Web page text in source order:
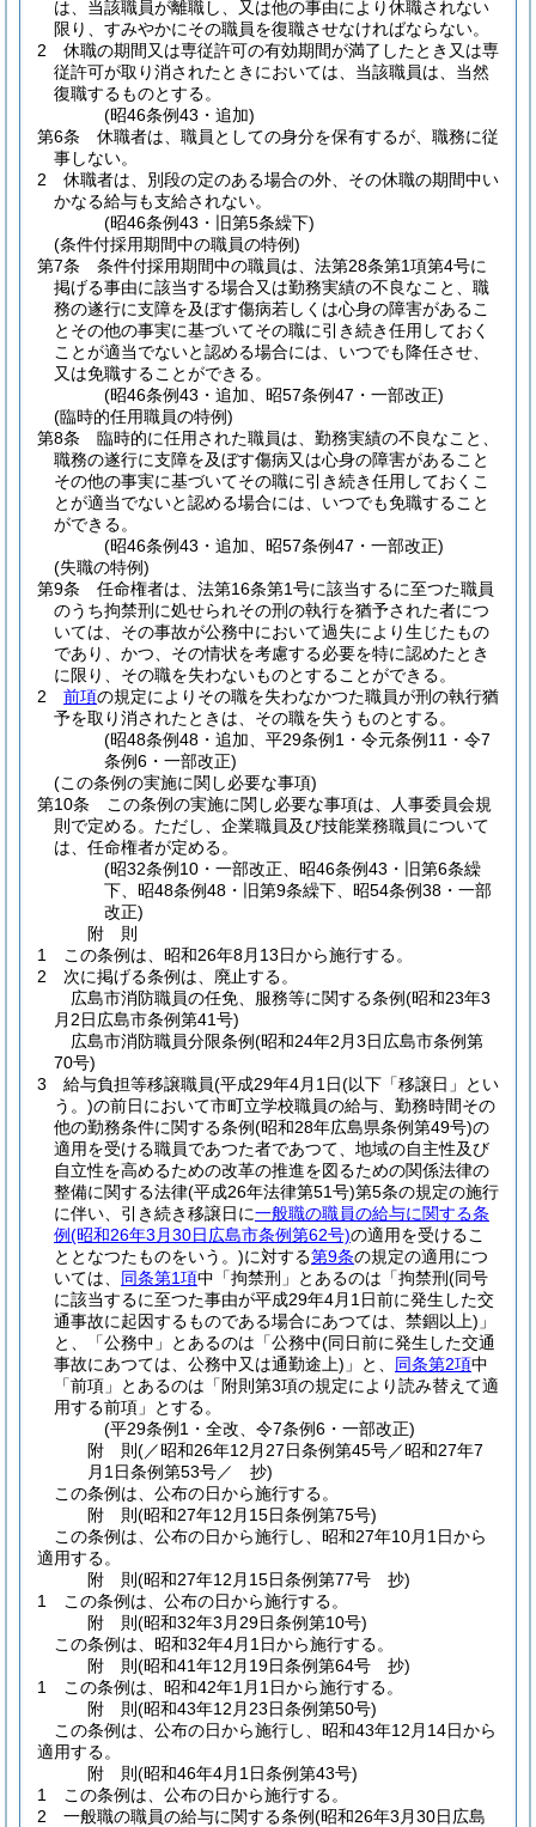
は、当該職員が離職し、又は他の事由により休職されない
限り、すみやかにその職員を復職させなければならない。
2
休職の期間又は専従許可の有効期間が満了したとき又は専
従許可が取り消されたときにおいては、当該職員は、当然
復職するものとする。
(昭46条例43・追加)
第6条
休職者は、職員としての身分を保有するが、職務に従
事しない。
2
休職者は、別段の定のある場合の外、その休職の期間中い
かなる給与も支給されない。
(昭46条例43・旧第5条繰下)
(条件付採用期間中の職員の特例)
第7条
条件付採用期間中の職員は、法第28条第1項第4号に
掲げる事由に該当する場合又は勤務実績の不良なこと、職
務の遂行に支障を及ぼす傷病若しくは心身の障害があるこ
とその他の事実に基づいてその職に引き続き任用しておく
ことが適当でないと認める場合には、いつでも降任させ、
又は免職することができる。
(昭46条例43・追加、昭57条例47・一部改正)
(臨時的任用職員の特例)
第8条
臨時的に任用された職員は、勤務実績の不良なこと、
職務の遂行に支障を及ぼす傷病又は心身の障害があること
その他の事実に基づいてその職に引き続き任用しておくこ
とが適当でないと認める場合には、いつでも免職すること
ができる。
(昭46条例43・追加、昭57条例47・一部改正)
(失職の特例)
第9条
任命権者は、法第16条第1号に該当するに至つた職員
のうち拘禁刑に処せられその刑の執行を猶予された者につ
いては、その事故が公務中において過失により生じたもの
であり、かつ、その情状を考慮する必要を特に認めたとき
に限り、その職を失わないものとすることができる。
2
前項の規定によりその職を失わなかつた職員が刑の執行猶
予を取り消されたときは、その職を失うものとする。
(昭48条例48・追加、平29条例1・令元条例11・令7
条例6・一部改正)
(この条例の実施に関し必要な事項)
第10条
この条例の実施に関し必要な事項は、人事委員会規
則で定める。 ただし、企業職員及び技能業務職員について
は、任命権者が定める。
(昭32条例10・一部改正、昭46条例43・旧第6条繰
下、昭48条例48・旧第9条繰下、昭54条例38・一部
改正)
附 則
1
この条例は、昭和26年8月13日から施行する。
2
次に掲げる条例は、廃止する。
広島市消防職員の任免、服務等に関する条例(昭和23年3
月2日広島市条例第41号)
広島市消防職員分限条例(昭和24年2月3日広島市条例第
70号)
3
給与負担等移譲職員(平成29年4月1日(以下「移譲日」とい
う。)の前日において市町立学校職員の給与、勤務時間その
他の勤務条件に関する条例(昭和28年広島県条例第49号)の
適用を受ける職員であつた者であつて、地域の自主性及び
自立性を高めるための改革の推進を図るための関係法律の
整備に関する法律(平成26年法律第51号)第5条の規定の施行
に伴い、引き続き移譲日に一般職の職員の給与に関する条
例(昭和26年3月30日広島市条例第62号)の適用を受けるこ
ととなつたものをいう。)に対する第9条の規定の適用につ
いては、 同条第1項中「拘禁刑」とあるのは「拘禁刑(同号
に該当するに至つた事由が平成29年4月1日前に発生した交
通事故に起因するものである場合にあつては、禁錮以上) 」
と、「公務中」とあるのは「公務中(同日前に発生した交通
事故にあつては、公務中又は通勤途上) 」と、 同条第2項中
「前項」とあるのは「附則第3項の規定により読み替えて適
用する前項」とする。
(平29条例1・全改、令7条例6・一部改正)
附 則(／昭和26年12月27日条例第45号／昭和27年7
月1日条例第53号／ 抄)
この条例は、公布の日から施行する。
附 則(昭和27年12月15日条例第75号)
この条例は、公布の日から施行し、昭和27年10月1日から
適用する。
附 則(昭和27年12月15日条例第77号 抄)
1
この条例は、公布の日から施行する。
附 則(昭和32年3月29日条例第10号)
この条例は、昭和32年4月1日から施行する。
附 則(昭和41年12月19日条例第64号 抄)
1
この条例は、昭和42年1月1日から施行する。
附 則(昭和43年12月23日条例第50号)
この条例は、公布の日から施行し、昭和43年12月14日から
適用する。
附 則(昭和46年4月1日条例第43号)
1
この条例は、公布の日から施行する。
2
一般職の職員の給与に関する条例(昭和26年3月30日広島